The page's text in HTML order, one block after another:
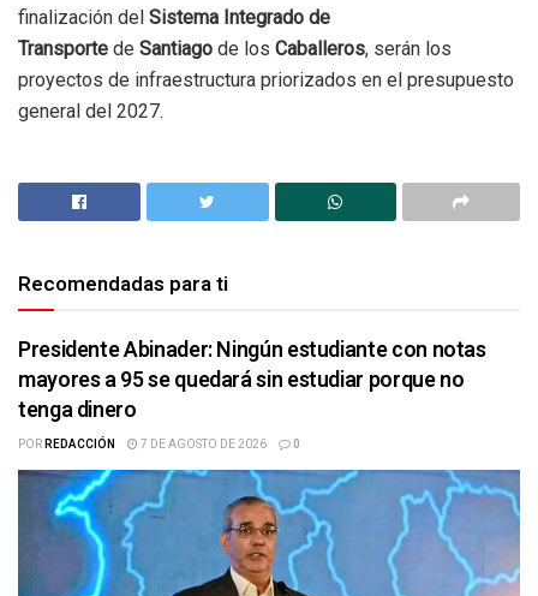
finalización del Sistema Integrado de
Transporte de Santiago de los Caballeros, serán los
proyectos de infraestructura priorizados en el presupuesto
general del 2027.
Recomendadas para ti
Presidente Abinader: Ningún estudiante con notas
mayores a 95 se quedará sin estudiar porque no
tenga dinero
PORREDACCIÓN 7 DE AGOSTO DE 2026 0